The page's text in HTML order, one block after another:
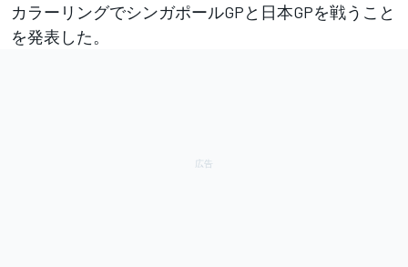
カラーリングでシンガポールGPと日本GPを戦うこと
を発表した。